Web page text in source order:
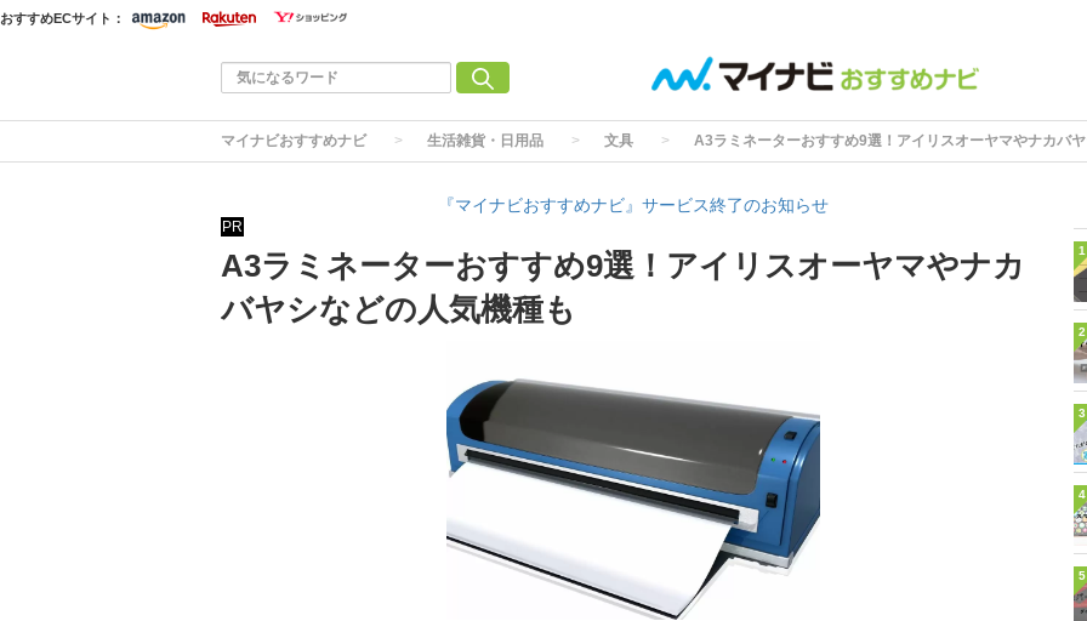
おすすめECサイト：
マイナビおすすめナビ 生活雑貨・日用品 文具 A3ラミネーターおすすめ9選！アイリスオーヤマやナカバ
『マイナビおすすめナビ』サービス終了のお知らせ
PR
A3ラミネーターおすすめ9選！アイリスオーヤマやナカ
バヤシなどの人気機種も
1
2
3
4
5